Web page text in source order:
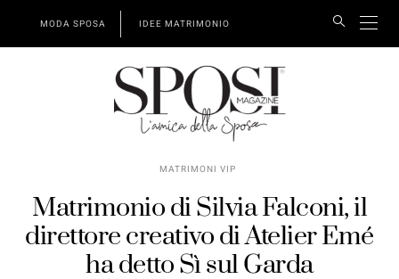
MODA SPOSA IDEE MATRIMONIO
MATRIMONI VIP
Matrimonio di Silvia Falconi, il
direttore creativo di Atelier Emé
ha detto Sì sul Garda